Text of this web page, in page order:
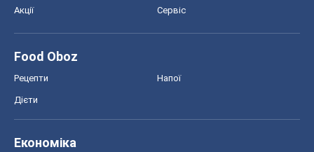
Акції Сервіс
Food Oboz
Рецепти Напої
Дієти
Економіка